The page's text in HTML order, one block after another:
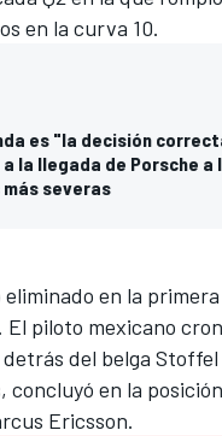
en la curva 10.
es "la decisión
la llegada de Porsche a
severas
en la
El piloto mexicano
del belga
en la
Ericsson.